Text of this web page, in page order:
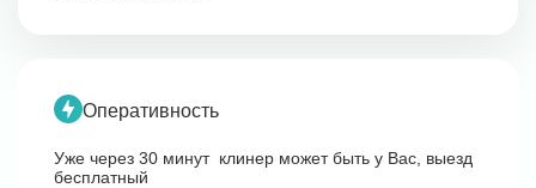
Оперативность
Уже через 30 минут клинер может быть у Вас, выезд
бесплатный